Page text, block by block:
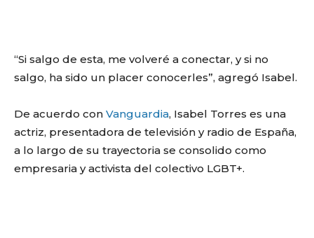
“Si salgo de esta, me volveré a conectar, y si no
salgo, ha sido un placer conocerles”, agregó Isabel.
De acuerdo con Vanguardia, Isabel Torres es una
actriz, presentadora de televisión y radio de España,
a lo largo de su trayectoria se consolido como
empresaria​ y activista del colectivo LGBT+.